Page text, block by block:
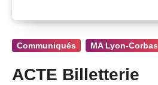
Communiqués MA Lyon-Corbas
ACTE Billetterie